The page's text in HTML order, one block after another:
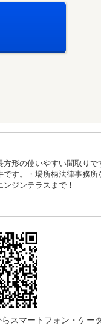
形の使いやすい間取りで
す。・場所柄法律事務所
ジンテラスまで！
スマートフォン・ケー